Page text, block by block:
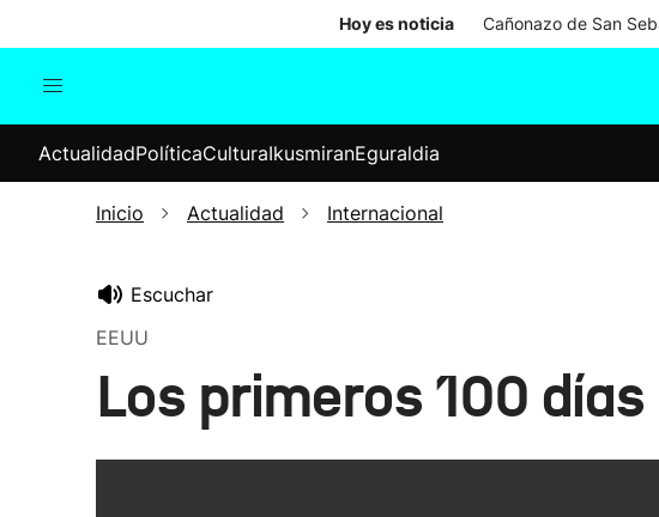
Hoy es noticia Cañonazo de San
Internacional
Elecciones
ActualidadPolíticaCulturaIkusmiranEguraldia
Inicio Actualidad Internacional
Escuchar
EEUU
Los primeros 100